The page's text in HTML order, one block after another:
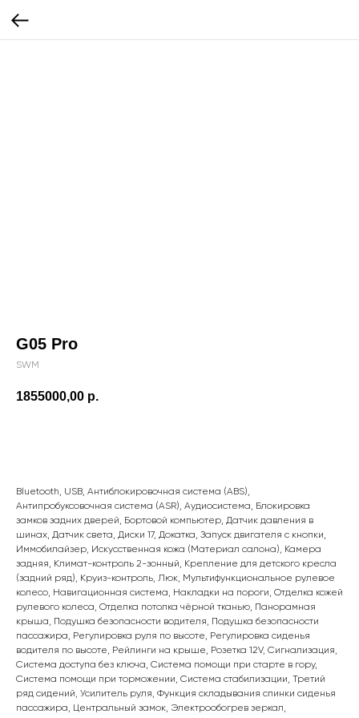
G05 Pro
SWM
1855000,00 р.
Bluetooth, USB, Антиблокировочная система (ABS),
Антипробуксовочная система (ASR), Аудиосистема, Блокировка
замков задних дверей, Бортовой компьютер, Датчик давления в
шинах, Датчик света, Диски 17, Докатка, Запуск двигателя с кнопки,
Иммобилайзер, Искусственная кожа (Материал салона), Камера
задняя, Климат-контроль 2-зонный, Крепление для детского кресла
(задний ряд), Круиз-контроль, Люк, Мультифункциональное рулевое
колесо, Навигационная система, Накладки на пороги, Отделка кожей
рулевого колеса, Отделка потолка чёрной тканью, Панорамная
крыша, Подушка безопасности водителя, Подушка безопасности
пассажира, Регулировка руля по высоте, Регулировка сиденья
водителя по высоте, Рейлинги на крыше, Розетка 12V, Сигнализация,
Система доступа без ключа, Система помощи при старте в гору,
Система помощи при торможении, Система стабилизации, Третий
ряд сидений, Усилитель руля, Функция складывания спинки сиденья
пассажира, Центральный замок, Электрообогрев зеркал,